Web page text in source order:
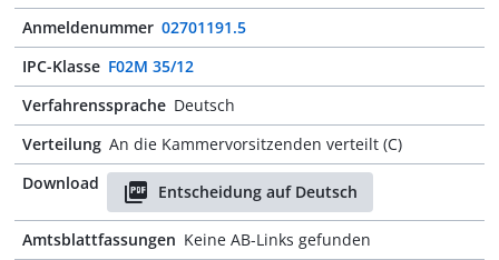
Anmeldenummer 02701191.5
IPC-Klasse F02M 35/12
Verfahrenssprache Deutsch
Verteilung An die Kammervorsitzenden verteilt (C)
Download
Entscheidung auf Deutsch
Amtsblattfassungen Keine AB-Links gefunden